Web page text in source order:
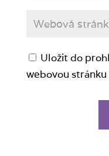
Uložit do
webovou